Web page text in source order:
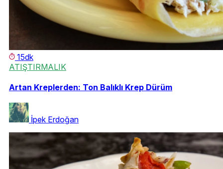
15dk
ATIŞTIRMALIK
Artan Kreplerden: Ton Balıklı Krep Dürüm
İpek Erdoğan